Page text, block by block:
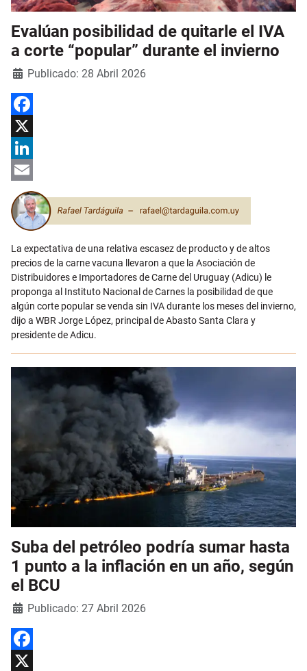
Evalúan posibilidad de quitarle el IVA
a corte “popular” durante el invierno
DetallesPublicado: 28 Abril 2026
Facebook
X
LinkedIn
Email
La expectativa de una relativa escasez de producto y de altos
precios de la carne vacuna llevaron a que la Asociación de
Distribuidores e Importadores de Carne del Uruguay (Adicu) le
proponga al Instituto Nacional de Carnes la posibilidad de que
algún corte popular se venda sin IVA durante los meses del invierno,
dijo a WBR Jorge López, principal de Abasto Santa Clara y
presidente de Adicu.
Suba del petróleo podría sumar hasta
1 punto a la inflación en un año, según
el BCU
DetallesPublicado: 27 Abril 2026
Facebook